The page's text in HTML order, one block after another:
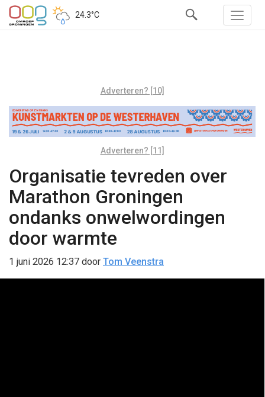
24.3°C
Adverteren? [10]
Adverteren? [11]
Organisatie tevreden over
Marathon Groningen
ondanks onwelwordingen
door warmte
1 juni 2026 12:37 door Tom Veenstra